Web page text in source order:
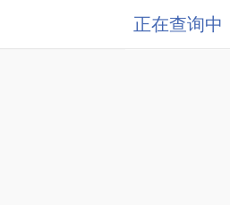
正在查询中